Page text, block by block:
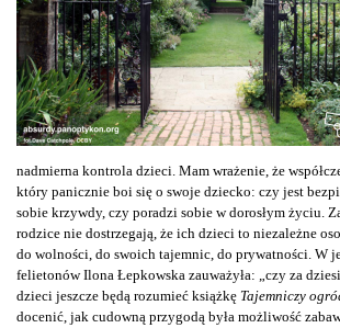
nadmierna kontrola dzieci. Mam wrażenie, że
który panicznie boi się o swoje dziecko: czy jest
sobie krzywdy, czy poradzi sobie w dorosłym życiu.
rodzice nie dostrzegają, że ich dzieci to niezależne
do wolności, do swoich tajemnic, do prywatności. W
felietonów Ilona Łepkowska zauważyła: „czy za
dzieci jeszcze będą rozumieć książkę Tajemniczy
docenić, jak cudowną przygodą była możliwość